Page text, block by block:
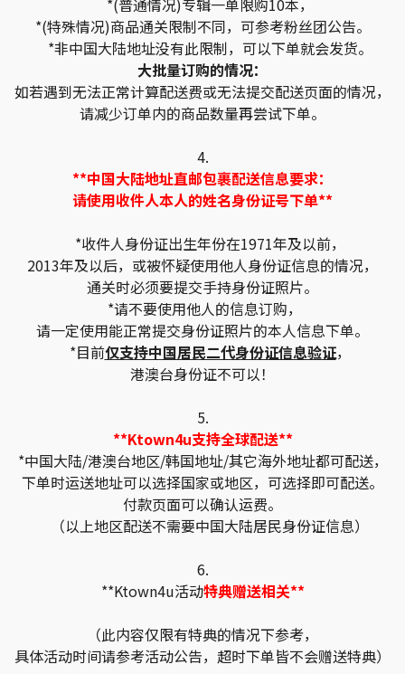
*(普通情况)专辑一单限购10本，
*(特殊情况)商品通关限制不同，可参考粉丝团公告。
*非中国大陆地址没有此限制，可以下单就会发货。
大批量订购的情况：
如若遇到无法正常计算配送费或无法提交配送页面的情况，
请减少订单内的商品数量再尝试下单。
4.
**中国大陆地址直邮包裹配送信息要求：
请使用收件人本人的姓名身份证号下单**
*收件人身份证出生年份在1971年及以前，
2013年及以后，或被怀疑使用他人身份证信息的情况，
通关时必须要提交手持身份证照片。
*请不要使用他人的信息订购，
请一定使用能正常提交身份证照片的本人信息下单。
*目前仅支持中国居民二代身份证信息验证，
港澳台身份证不可以！
5.
**Ktown4u支持全球配送**
*中国大陆/港澳台地区/韩国地址/其它海外地址都可配送，
下单时运送地址可以选择国家或地区，可选择即可配送。
付款页面可以确认运费。
（以上地区配送不需要中国大陆居民身份证信息）
6.
**Ktown4u活动特典赠送相关**
（此内容仅限有特典的情况下参考，
具体活动时间请参考活动公告，超时下单皆不会赠送特典）